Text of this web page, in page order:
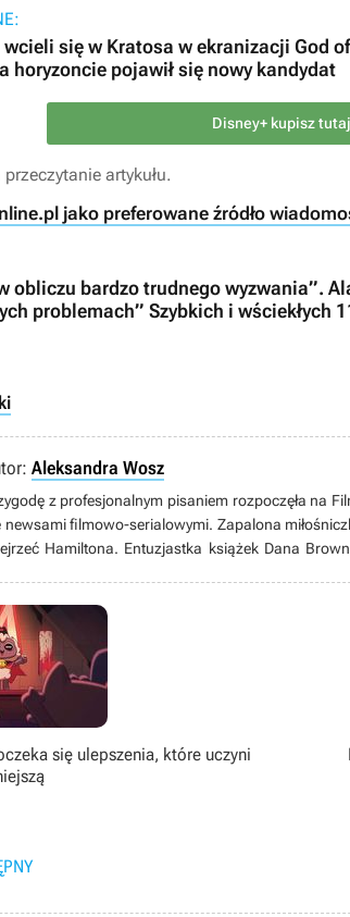
wcieli się w Kratosa w ekranizacji God
horyzoncie pojawił się nowy kandydat
Disney+ kupisz tutaj
artykułu.
jako preferowane źródło
obliczu bardzo trudnego wyzwania”.
problemach” Szybkich i wściekłych
Aleksandra Wosz
z profesjonalnym pisaniem rozpoczęła na
newsami filmowo-serialowymi. Zapalona
Hamiltona. Entuzjastka książek Dana
że ma szansę zasmakować milionów żyć
się ulepszenia, które uczyni